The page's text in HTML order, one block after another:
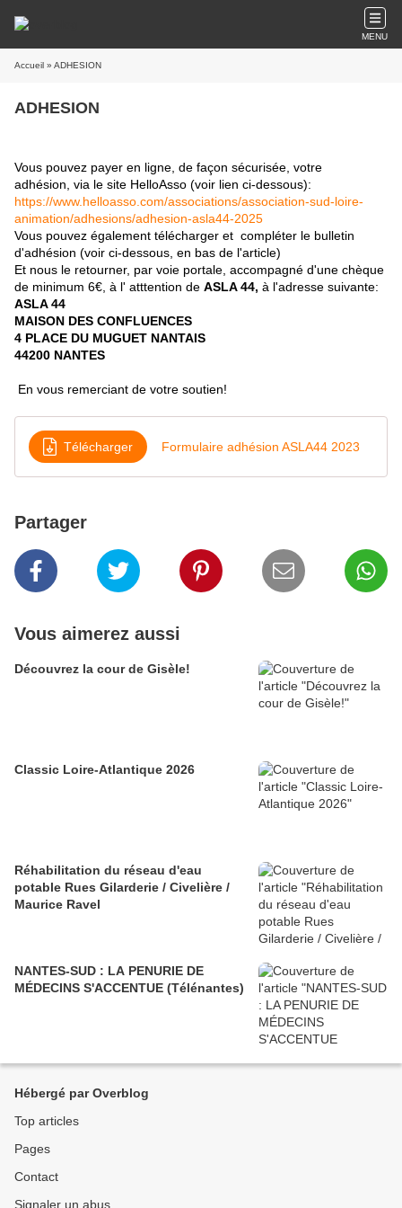
MENU
Accueil » ADHESION
ADHESION
Vous pouvez payer en ligne, de façon sécurisée, votre
adhésion, via le site HelloAsso (voir lien ci-dessous):
https://www.helloasso.com/associations/association-sud-loire-
animation/adhesions/adhesion-asla44-2025
Vous pouvez également télécharger et compléter le bulletin
d'adhésion (voir ci-dessous, en bas de l'article)
Et nous le retourner, par voie portale, accompagné d'une chèque
de minimum 6€, à l' atttention de ASLA 44, à l'adresse suivante:
ASLA 44
MAISON DES CONFLUENCES
4 PLACE DU MUGUET NANTAIS
44200 NANTES
En vous remerciant de votre soutien!
Télécharger Formulaire adhésion ASLA44 2023
Partager
Vous aimerez aussi
Découvrez la cour de Gisèle!
Classic Loire-Atlantique 2026
Réhabilitation du réseau d'eau
potable Rues Gilarderie / Civelière /
Maurice Ravel
NANTES-SUD : LA PENURIE DE
MÉDECINS S'ACCENTUE (Télénantes)
Hébergé par Overblog
Top articles
Pages
Contact
Signaler un abus